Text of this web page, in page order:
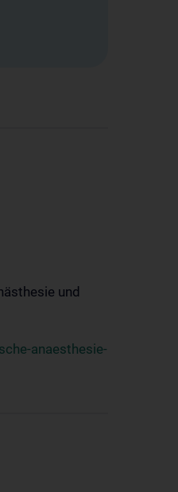
und
anaesthesie-